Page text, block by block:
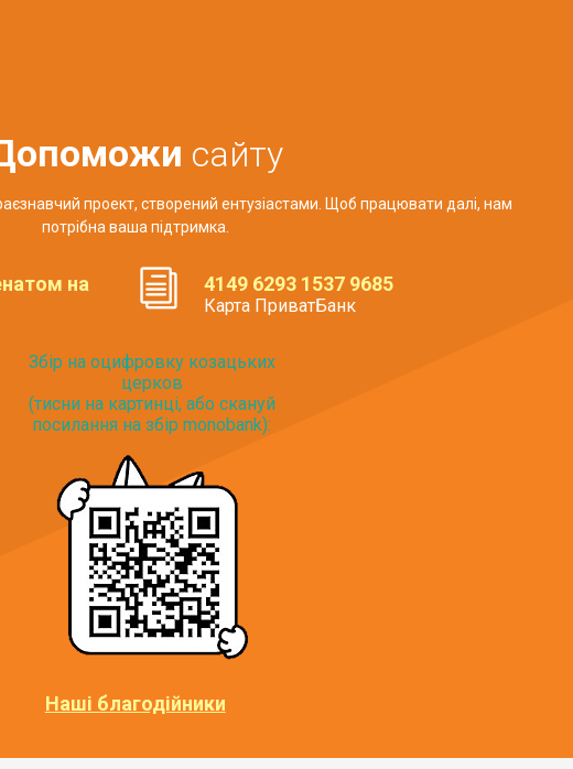
сайту
проект, створений ентузіастами. Щоб працювати далі, нам
потрібна ваша підтримка.
на
4149 6293 1537 9685
Карта ПриватБанк
Збір на оцифровку козацьких
церков
(тисни на картинці, або скануй
посилання на збір monobank):
Наші благодійники